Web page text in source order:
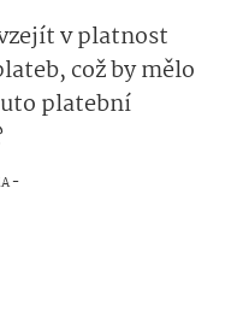
v platnost
což by mělo
platební